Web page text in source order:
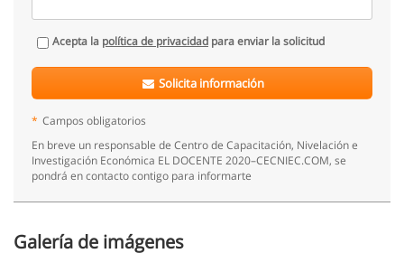
Acepta la política de privacidad para enviar la solicitud
Solicita información
* Campos obligatorios
En breve un responsable de Centro de Capacitación, Nivelación e
Investigación Económica EL DOCENTE 2020–CECNIEC.COM, se
pondrá en contacto contigo para informarte
Galería de imágenes